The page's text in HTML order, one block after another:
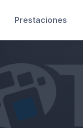
Prestaciones